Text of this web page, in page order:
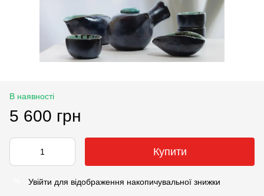
В наявності
5 600 грн
Купити
Увійти для відображення накопичувальної знижки